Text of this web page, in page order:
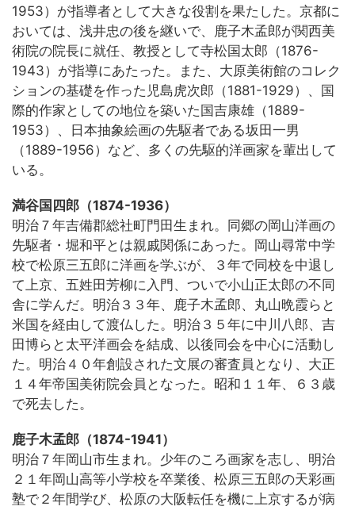
1953）が指導者として大きな役割を果たした。京都に
おいては、浅井忠の後を継いで、鹿子木孟郎が関西美
術院の院長に就任、教授として寺松国太郎（1876-
1943）が指導にあたった。また、大原美術館のコレク
ションの基礎を作った児島虎次郎（1881-1929）、国
際的作家としての地位を築いた国吉康雄（1889-
1953）、日本抽象絵画の先駆者である坂田一男
（1889-1956）など、多くの先駆的洋画家を輩出して
いる。
満谷国四郎（1874-1936）
明治７年吉備郡総社町門田生まれ。同郷の岡山洋画の
先駆者・堀和平とは親戚関係にあった。岡山尋常中学
校で松原三五郎に洋画を学ぶが、３年で同校を中退し
て上京、五姓田芳柳に入門、ついで小山正太郎の不同
舎に学んだ。明治３３年、鹿子木孟郎、丸山晩霞らと
米国を経由して渡仏した。明治３５年に中川八郎、吉
田博らと太平洋画会を結成、以後同会を中心に活動し
た。明治４０年創設された文展の審査員となり、大正
１４年帝国美術院会員となった。昭和１１年、６３歳
で死去した。
鹿子木孟郎（1874-1941）
明治７年岡山市生まれ。少年のころ画家を志し、明治
２１年岡山高等小学校を卒業後、松原三五郎の天彩画
塾で２年間学び、松原の大阪転任を機に上京するが病